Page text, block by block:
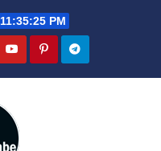
11:35:27 PM